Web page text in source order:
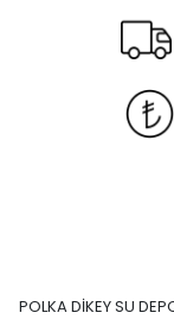
POLKA DİKEY SU